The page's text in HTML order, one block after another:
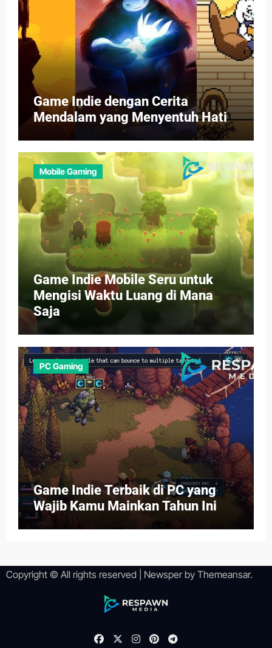
Game Indie dengan Cerita
Mendalam yang Menyentuh Hati
Mobile Gaming
Game Indie Mobile Seru untuk
Mengisi Waktu Luang di Mana
Saja
PC Gaming
Game Indie Terbaik di PC yang
Wajib Kamu Mainkan Tahun Ini
Copyright © All rights reserved Newsperby Themeansar.